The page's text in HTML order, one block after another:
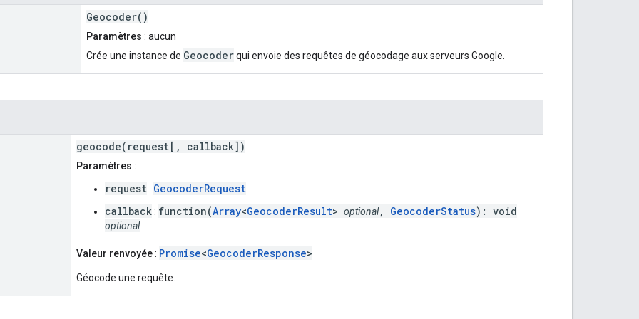
Geocoder()
Paramètres : aucun
Crée une instance de Geocoderqui envoie des requêtes de géocodage aux serveurs Google.
geocode(request[, callback])
Paramètres :
request: GeocoderRequest
callback: function(Array<GeocoderResult> optional, GeocoderStatus): void
optional
Valeur renvoyée: Promise<GeocoderResponse>
Géocode une requête.